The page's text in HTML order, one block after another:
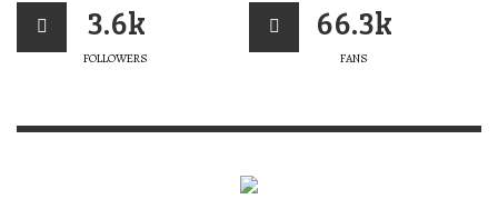
3.6k
FOLLOWERS
66.3k
FANS